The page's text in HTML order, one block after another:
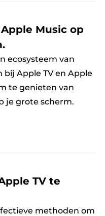
Music op
​​ecosysteem van
Apple TV en Apple
te genieten van
je grote scherm.
TV te
methoden om